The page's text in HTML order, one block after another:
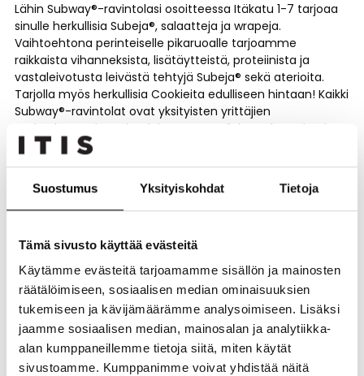
Suostumus Yksityiskohdat Tietoja
Tämä sivusto käyttää evästeitä
Käytämme evästeitä tarjoamamme sisällön ja mainosten
räätälöimiseen, sosiaalisen median ominaisuuksien
tukemiseen ja kävijämäärämme analysoimiseen. Lisäksi
jaamme sosiaalisen median, mainosalan ja analytiikka-
alan kumppaneillemme tietoja siitä, miten käytät
sivustoamme. Kumppanimme voivat yhdistää näitä
Lähin Subway®-ravintolasi osoitteessa Itäkatu 1-7 tarjoaa
sinulle herkullisia Subeja®, salaatteja ja wrapeja.
Vaihtoehtona perinteiselle pikaruoalle tarjoamme
raikkaista vihanneksista, lisätäytteistä, proteiinista ja
vastaleivotusta leivästä tehtyjä Subeja® sekä aterioita.
Tarjolla myös herkullisia Cookieita edulliseen hintaan! Kaikki
Subway®-ravintolat ovat yksityisten yrittäjien
omistuksessa ja ravintoloissamme työskentelee taitavia
Sandwich Artisteja, jotka ovat valmiita ottamaan tilauksesi
vastaan ravintoloissa,
verkossa, sovelluksessa tai kotiin toimitettavaksi.
https://www.subway.com/fi-fi/downloadapp
https://wolt.com/en/fin/helsinki/restaurant/subway-
itakeskus
https://www.foodora.fi/restaurant/x71j/subway-helsinki-
itis-x71j